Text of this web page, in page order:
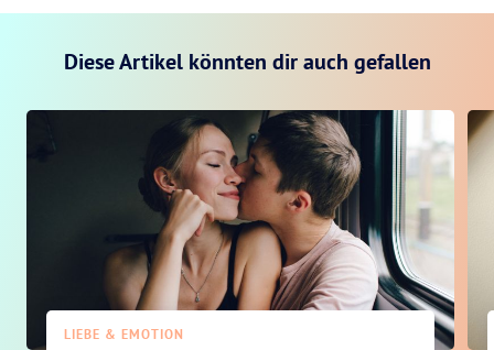
Diese Artikel könnten dir auch gefallen
LIEBE & EMOTION